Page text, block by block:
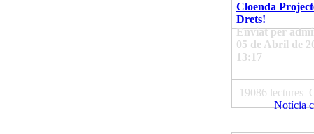
Cloenda
Drets!
Enviat per
05 de Abril de
13:17
19086 lectures
Notícia